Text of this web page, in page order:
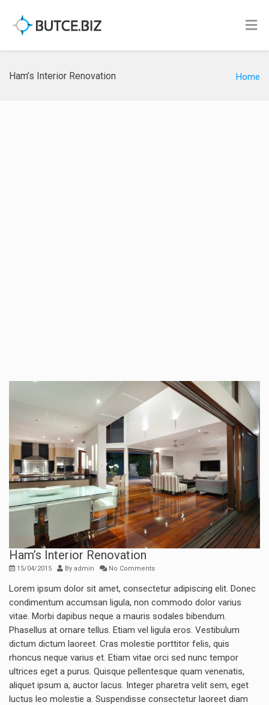
Ham’s Interior Renovation Home
Ham’s Interior Renovation
15/04/2015 By admin No Comments
Lorem ipsum dolor sit amet, consectetur adipiscing elit. Donec
condimentum accumsan ligula, non commodo dolor varius
vitae. Morbi dapibus neque a mauris sodales bibendum.
Phasellus at ornare tellus. Etiam vel ligula eros. Vestibulum
dictum dictum laoreet. Cras molestie porttitor felis, quis
rhoncus neque varius et. Etiam vitae orci sed nunc tempor
ultrices eget a purus. Quisque pellentesque quam venenatis,
aliquet ipsum a, auctor lacus. Integer pharetra velit sem, eget
luctus leo molestie a. Suspendisse consectetur laoreet diam